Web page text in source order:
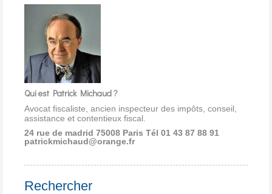
Qui est Patrick Michaud ?
Avocat fiscaliste, ancien inspecteur des impôts, conseil,
assistance et contentieux fiscal.
24 rue de madrid 75008 Paris Tél 01 43 87 88 91
patrickmichaud@orange.fr
Rechercher